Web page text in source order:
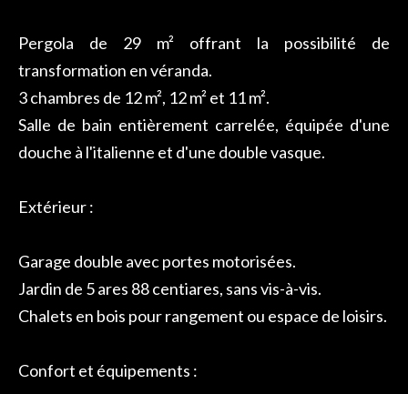
Pergola de 29 m² offrant la possibilité de
transformation en véranda.
3 chambres de 12 m², 12 m² et 11 m².
Salle de bain entièrement carrelée, équipée d'une
douche à l'italienne et d'une double vasque.
Extérieur :
Garage double avec portes motorisées.
Jardin de 5 ares 88 centiares, sans vis-à-vis.
Chalets en bois pour rangement ou espace de loisirs.
Confort et équipements :